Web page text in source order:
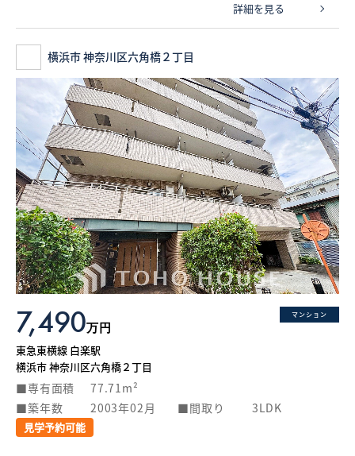
詳細を見る
横浜市 神奈川区六角橋２丁目
マンション
7,490万円
東急東横線 白楽駅
横浜市 神奈川区六角橋２丁目
専有面積
77.71m²
築年数
2003年02月 間取り 3LDK
見学予約可能